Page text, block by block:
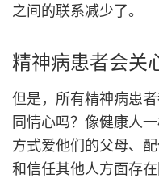
之间的联系减少了。
精神病患者会关
但是，所有精神病患
同情心吗？像健康人
方式爱他们的父母、
和信任其他人方面存在